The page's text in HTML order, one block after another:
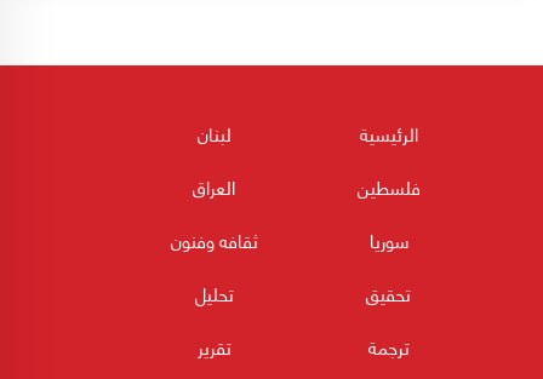
الرئيسية
لبنان
فلسطين
العراق
سوريا
ثقافه وفنون
تحقيق
تحليل
ترجمة
تقرير